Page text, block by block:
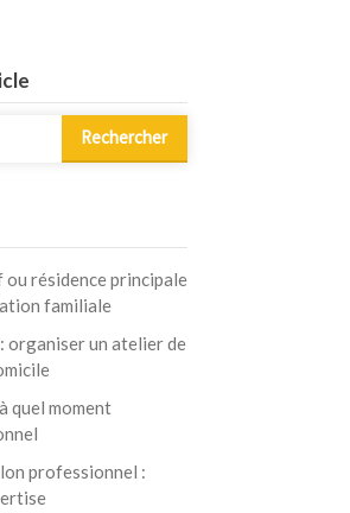
résidence principale
familiale
organiser un atelier de
quel moment
professionnel :